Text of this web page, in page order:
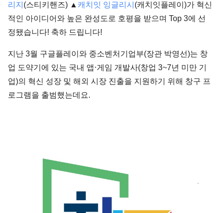
리지 (스티키핸즈) ▲ 캐치잇 잉글리시 (캐치잇플레이)가 혁신
적인 아이디어와 높은 완성도로 호평을 받으며 Top 3에 선
정됐습니다! 축하 드립니다!
지난 3월 구글플레이와 중소벤처기업부(장관 박영선)는 창
업 도약기에 있는 국내 앱⋅게임 개발사(창업 3~7년 미만 기
업)의 혁신 성장 및 해외 시장 진출을 지원하기 위해 창구 프
로그램을 출범했는데요.